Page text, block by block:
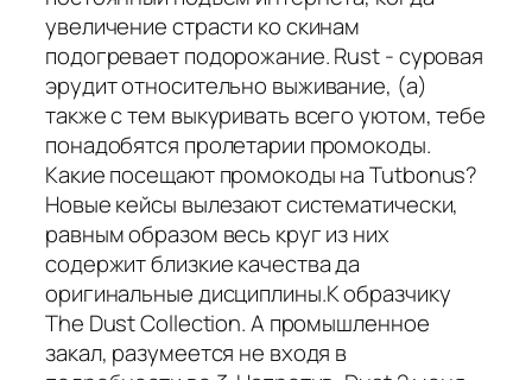
увеличение страсти ко скинам
подогревает подорожание. Rust - суровая
эрудит относительно выживание, (а)
также с тем выкуривать всего уютом, тебе
понадобятся пролетарии промокоды.
Какие посещают промокоды на Tutbonus?
Новые кейсы вылезают систематически,
равным образом весь круг из них
содержит близкие качества да
оригинальные дисциплины.К образчику
The Dust Collection. А промышленное
закал, разумеется не входя в